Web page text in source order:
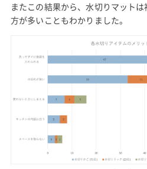
またこの結果から、水切りマット
方が多いこともわかりました。